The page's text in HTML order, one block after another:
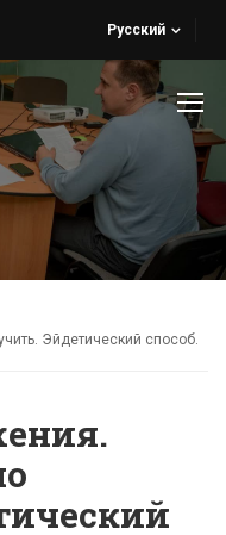
Русский
Эйдетический способ.